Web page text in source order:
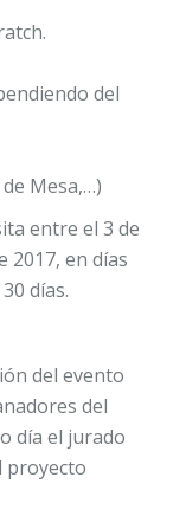
del
Mesa,…)
entre el 3 de
2017, en días
días.
del evento
del
día el jurado
proyecto